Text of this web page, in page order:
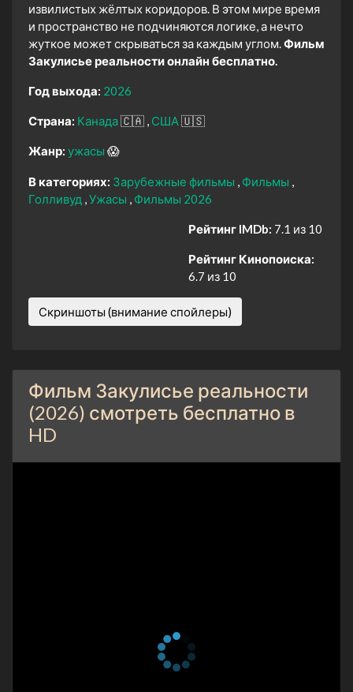
извилистых жёлтых коридоров. В этом мире время
и пространство не подчиняются логике, а нечто
жуткое может скрываться за каждым углом.Фильм
Закулисье реальности онлайн бесплатно.
Год выхода: 2026
Страна: Канада🇨🇦 США🇺🇸
Жанр: ужасы 😱
В категориях: Зарубежные фильмы
Фильмы
Голливуд Ужасы Фильмы 2026
Рейтинг IMDb: 7.1 из 10
Рейтинг Кинопоиска:
6.7 из 10
Скриншоты (внимание спойлеры)
Фильм Закулисье реальности
(2026) смотреть бесплатно в
HD